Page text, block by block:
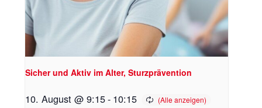
Sicher und Aktiv im Alter, Sturzprävention
10. August @ 9:15- 10:15